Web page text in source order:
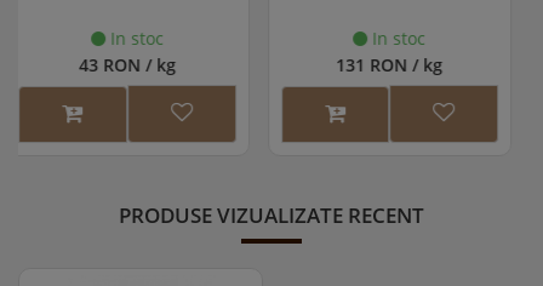
In stoc
131 RON / kg
In stoc
118 RON / l
PRODUSE VIZUALIZATE RECENT